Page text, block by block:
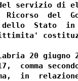
servizio di
Ricorso  del
Stato
20
comma
in